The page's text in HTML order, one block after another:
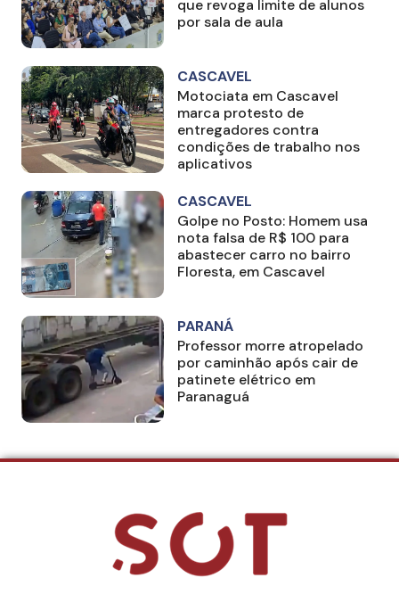
que revoga limite de alunos
por sala de aula
CASCAVEL
Motociata em Cascavel
marca protesto de
entregadores contra
condições de trabalho nos
aplicativos
CASCAVEL
Golpe no Posto: Homem usa
nota falsa de R$ 100 para
abastecer carro no bairro
Floresta, em Cascavel
PARANÁ
Professor morre atropelado
por caminhão após cair de
patinete elétrico em
Paranaguá